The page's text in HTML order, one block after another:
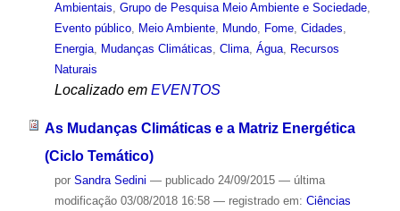
Ambientais, Grupo de Pesquisa Meio Ambiente e Sociedade,
Evento público, Meio Ambiente, Mundo, Fome, Cidades,
Energia, Mudanças Climáticas, Clima, Água, Recursos
Naturais
Localizado em EVENTOS
As Mudanças Climáticas e a Matriz Energética
(Ciclo Temático)
por Sandra Sedini — publicado24/09/2015 — última
modificação03/08/2018 16:58 — registrado em: Ciências